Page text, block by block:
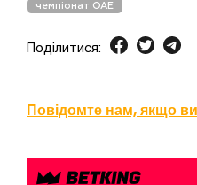
чемпіонат ОАЕ
Поділитися:
Повідомте нам, якщо